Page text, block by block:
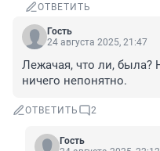
ОТВЕТИТЬ
Гость
24 августа 2025, 21:47
Лежачая, что ли, была?
ничего непонятно.
ОТВЕТИТЬ 2
Гость